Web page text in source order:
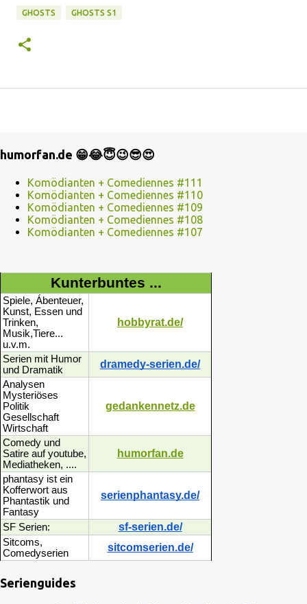
GHOSTS GHOSTS S1
humorfan.de 😁😂😇😉😎😍
Komödianten + Comediennes #111
Komödianten + Comediennes #110
Komödianten + Comediennes #109
Komödianten + Comediennes #108
Komödianten + Comediennes #107
Kunterbuntes ...
Spiele, Ábenteuer,
Kunst, Essen und
Trinken,
Musik,Tiere...
u.v.m.
hobbyrat.de/
Serien mit Humor
und Dramatik
dramedy-serien.de/
Analysen
Mysteriöses
Politik
Gesellschaft
Wirtschaft
gedankennetz.de
Comedy und
Satire auf youtube,
Mediatheken, ....
humorfan.de
phantasy ist ein
Kofferwort aus
Phantastik und
Fantasy
serienphantasy.de/
SF Serien: sf-serien.de/
Sitcoms,
Comedyserien
sitcomserien.de/
Serienguides